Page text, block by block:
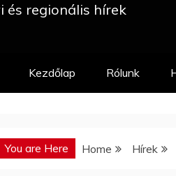
és regionális hírek
Kezdőlap Rólunk
You are Here Home Hírek